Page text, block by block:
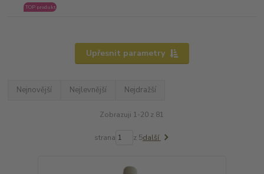
TOP produkt
Upřesnit parametry
Nejnovější Nejlevnější Nejdražší
Zobrazuji 1-20 z 81
strana z 5další